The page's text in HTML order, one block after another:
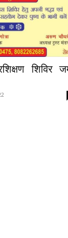
शिविर